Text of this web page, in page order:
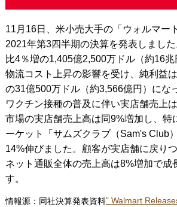
11月16日、米小売大手の「ウォルマー
2021年第3四半期の決算を発表しまし
比4％増の1,405億2,500万ドル（約16兆
物流コスト上昇の影響を受け、純利益
の31億500万ドル（約3,566億円）にな
ワクチン接種の普及に伴い実店舗売上
市場の実店舗売上高は同9%増加し、特
ーケット「サムズクラブ（Sam's Club
14%伸びました。顧客が実店舗に戻り
ネット通販全体の売上高は8%増加で成
す。
情報源：同社決算発表資料" Walmart